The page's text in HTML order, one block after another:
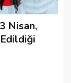
Nisan,